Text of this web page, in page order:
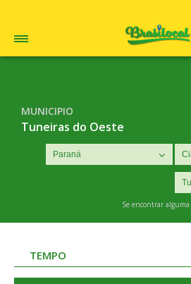
MUNICIPIO
Tuneiras do Oeste
Se encontrar
TEMPO